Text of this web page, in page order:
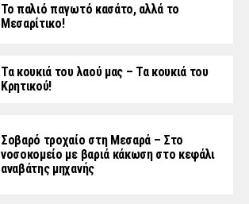
Το παλιό παγωτό κασάτο, αλλά το
Μεσαρίτικο!
Τα κουκιά του λαού μας – Τα κουκιά του
Κρητικού!
Σοβαρό τροχαίο στη Μεσαρά – Στο
νοσοκομείο με βαριά κάκωση στο κεφάλι
αναβάτης μηχανής